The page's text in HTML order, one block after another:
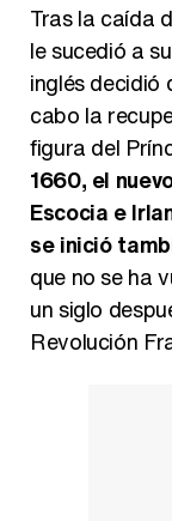
Tras la caída
le sucedió a
inglés decidió
cabo la
figura del
1660, el
Escocia e
se inició
que no se ha
un siglo
Revolución